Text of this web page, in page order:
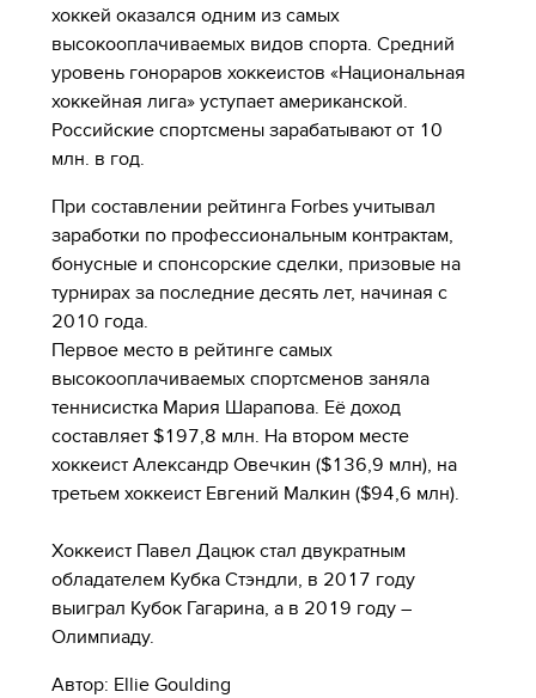
хоккей оказался одним из самых
высокооплачиваемых видов спорта. Средний
уровень гонораров хоккеистов «Национальная
хоккейная лига» уступает американской.
Российские спортсмены зарабатывают от 10
млн. в год.
При составлении рейтинга Forbes учитывал
заработки по профессиональным контрактам,
бонусные и спонсорские сделки, призовые на
турнирах за последние десять лет, начиная с
2010 года.
Первое место в рейтинге самых
высокооплачиваемых спортсменов заняла
теннисистка Мария Шарапова. Её доход
составляет $197,8 млн. На втором месте
хоккеист Александр Овечкин ($136,9 млн), на
третьем хоккеист Евгений Малкин ($94,6 млн).
Хоккеист Павел Дацюк стал двукратным
обладателем Кубка Стэндли, в 2017 году
выиграл Кубок Гагарина, а в 2019 году –
Олимпиаду.
Автор: Ellie Goulding